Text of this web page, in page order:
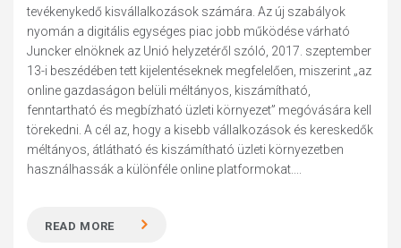
tevékenykedő kisvállalkozások számára. Az új szabályok
nyomán a digitális egységes piac jobb működése várható
Juncker elnöknek az Unió helyzetéről szóló, 2017. szeptember
13-i beszédében tett kijelentéseknek megfelelően, miszerint „az
online gazdaságon belüli méltányos, kiszámítható,
fenntartható és megbízható üzleti környezet” megóvására kell
törekedni. A cél az, hogy a kisebb vállalkozások és kereskedők
méltányos, átlátható és kiszámítható üzleti környezetben
használhassák a különféle online platformokat....
READ MORE